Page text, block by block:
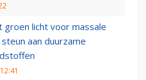
groen licht voor massale
aan duurzame